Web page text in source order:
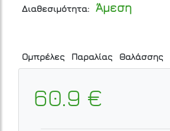
Διαθεσιμότητα: Άμεση
Ομπρέλες Παραλίας Θαλάσσης
60.9 €